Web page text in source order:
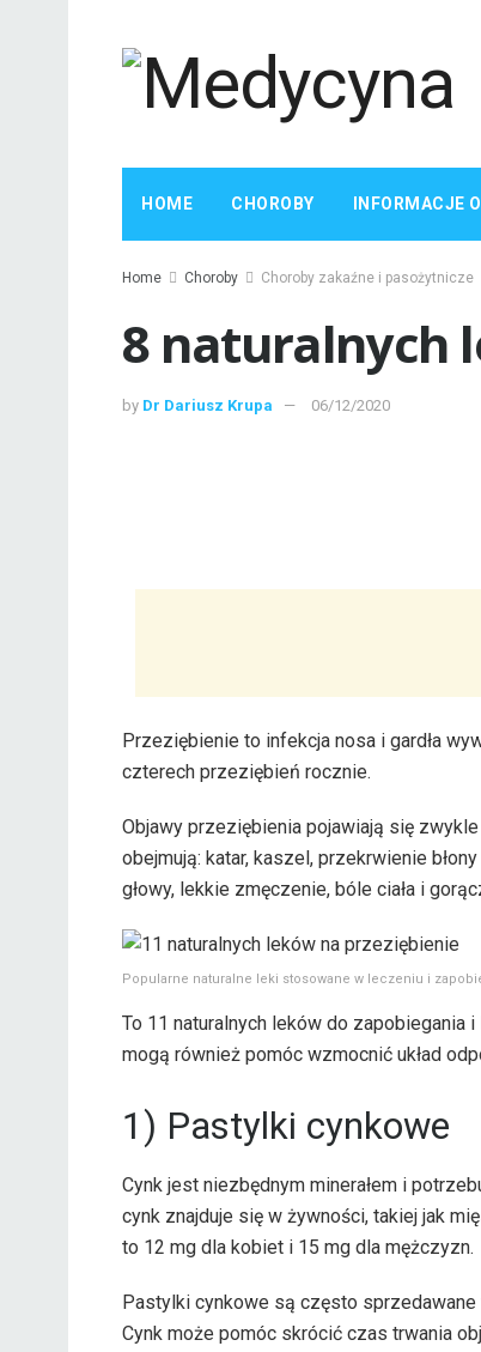
HOME CHOROBY INFORMACJE
Home Choroby Choroby zakaźne i pasożytnicze
8 naturalnych
by Dr Dariusz Krupa 06/12/2020
Przeziębienie to infekcja nosa i gardła
czterech przeziębień rocznie.
Objawy przeziębienia pojawiają się
obejmują: katar, kaszel, przekrwienie
głowy, lekkie zmęczenie, bóle ciała i
Popularne naturalne leki stosowane w leczeniu i
To 11 naturalnych leków do zapobiegania
mogą również pomóc wzmocnić układ
1) Pastylki cynkowe
Cynk jest niezbędnym minerałem i
cynk znajduje się w żywności, takiej jak
to 12 mg dla kobiet i 15 mg dla mężczyzn.
Pastylki cynkowe są często
Cynk może pomóc skrócić czas trwania